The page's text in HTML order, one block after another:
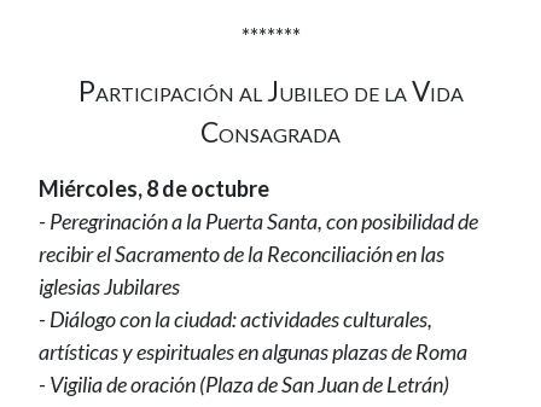
*******
Participación al Jubileo de la Vida
Consagrada
Miércoles, 8 de octubre
- Peregrinación a la Puerta Santa, con posibilidad de
recibir el Sacramento de la Reconciliación en las
iglesias Jubilares
- Diálogo con la ciudad: actividades culturales,
artísticas y espirituales en algunas plazas de Roma
- Vigilia de oración (Plaza de San Juan de Letrán)